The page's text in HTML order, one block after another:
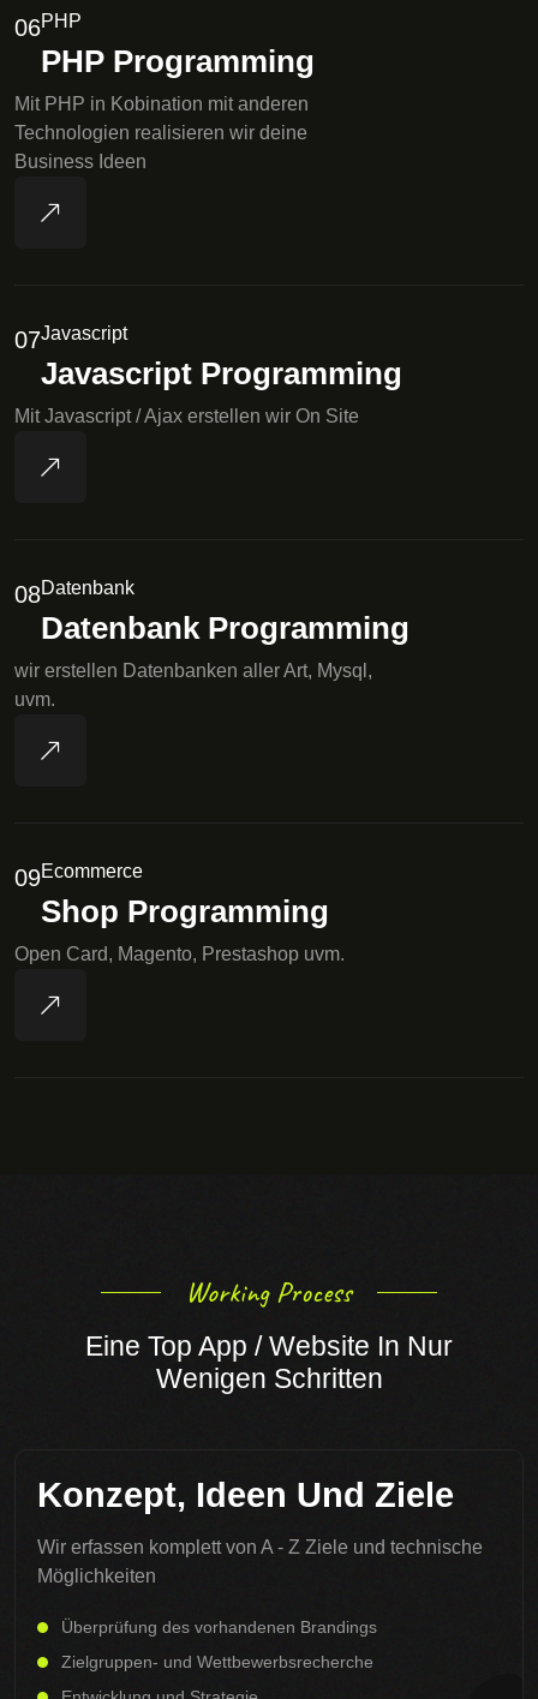
06PHP
PHP Programming
Mit PHP in Kobination mit anderen
Technologien realisieren wir deine
Business Ideen
07Javascript
Javascript Programming
Mit Javascript / Ajax erstellen wir On Site
08Datenbank
Datenbank Programming
wir erstellen Datenbanken aller Art, Mysql,
uvm.
09Ecommerce
Shop Programming
Open Card, Magento, Prestashop uvm.
Working Process
Eine Top App / Website In Nur
Wenigen Schritten
Konzept, Ideen Und Ziele
Wir erfassen komplett von A - Z Ziele und technische
Möglichkeiten
Überprüfung des vorhandenen Brandings
Zielgruppen- und Wettbewerbsrecherche